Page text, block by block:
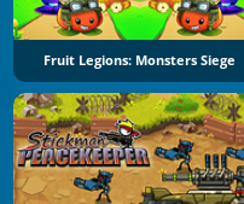
Fruit Legions: Monsters Siege